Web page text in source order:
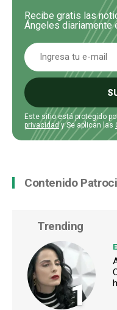
Recibe gratis las
Ángeles diariamente
Este sitio está protegido
privacidady Se aplican las
Contenido
Trending
1